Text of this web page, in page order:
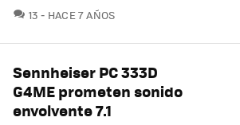
13 COMENTARIOS
HACE 7 AÑOS
Sennheiser PC 333D
G4ME prometen sonido
envolvente 7.1